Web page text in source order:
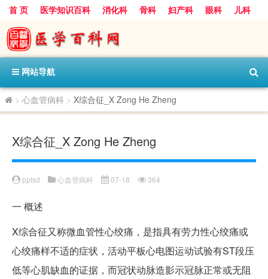
首 页 医学知识百科 消化科 骨科 妇产科 眼科
儿科
心血管病科
呼吸科 神经科
内分泌科
口腔科
网站导航
> 心血管病科 > X综合征_X Zong He Zheng
X综合征_X Zong He Zheng
pptsd 心血管病科 07-18 364
一 概述
X综合征又称微血管性心绞痛，是指具有劳力性心绞痛或
心绞痛样不适的症状，活动平板心电图运动试验有ST段压
低等心肌缺血的证据，而冠状动脉造影示冠脉正常或无阻